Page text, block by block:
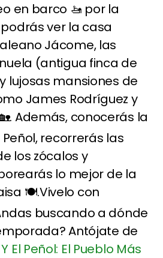
en barco 🚤 por la
ver la casa
Jácome, las
(antigua finca de
lujosas mansiones de
James Rodríguez y
Además, conocerás la
recorrerás las
los zócalos y
lo mejor de la
🍽️.Vivelo con
buscando a dónde
Antójate de
El Peñol: El Pueblo Más